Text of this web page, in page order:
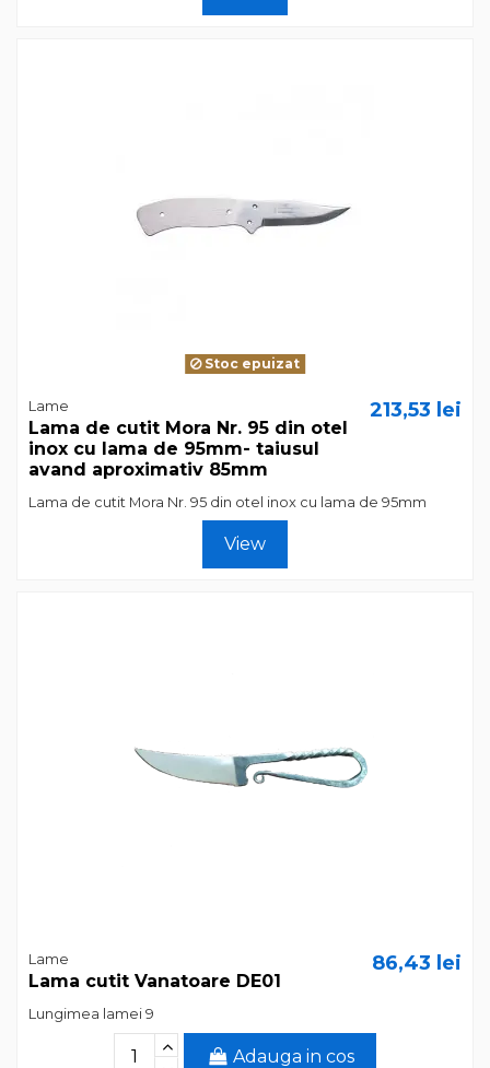
Stoc epuizat
Lame
Lama de cutit Mora Nr. 95 din otel
inox cu lama de 95mm- taiusul
avand aproximativ 85mm
213,53 lei
Lama de cutit Mora Nr. 95 din otel inox cu lama de 95mm
View
Lame
Lama cutit Vanatoare DE01
86,43 lei
Lungimea lamei 9
Adauga in cos